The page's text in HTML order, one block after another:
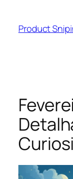
content
Product